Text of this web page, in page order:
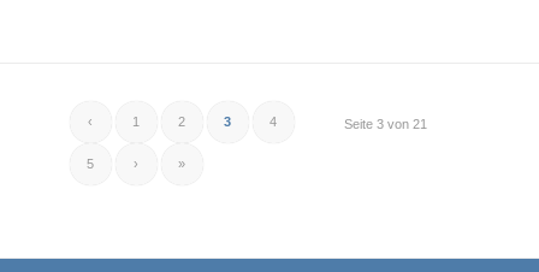
Seite 3 von 21
‹ 1 2 3 4
5 › »